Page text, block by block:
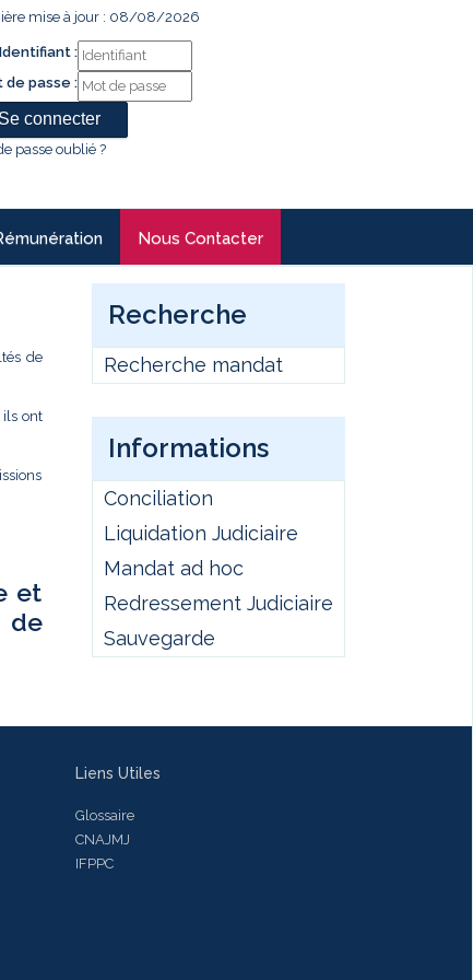
mise à jour : 08/08/2026
Identifiant :
de passe :
passe oublié ?
Nous Contacter
de
ils ont
et
de
Recherche
Recherche mandat
Informations
Conciliation
Liquidation Judiciaire
Mandat ad hoc
Redressement Judiciaire
Sauvegarde
Liens Utiles
Glossaire
CNAJMJ
IFPPC